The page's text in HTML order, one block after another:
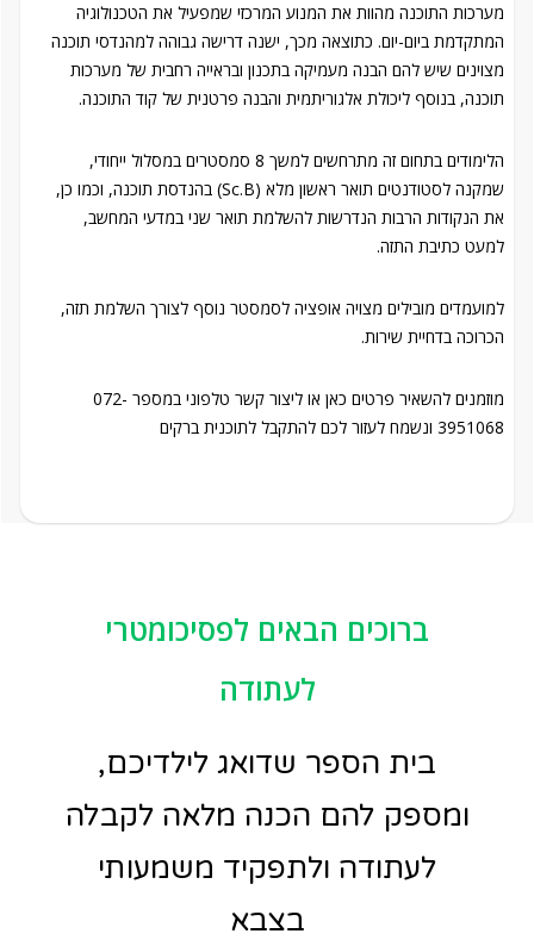
מערכות התוכנה מהוות את המנוע המרכזי שמפעיל את הטכנולוגיה
המתקדמת ביום-יום. כתוצאה מכך, ישנה דרישה גבוהה למהנדסי תוכנה
מצוינים שיש להם הבנה מעמיקה בתכנון ובראייה רחבית של מערכות
תוכנה, בנוסף ליכולת אלגוריתמית והבנה פרטנית של קוד התוכנה.
הלימודים בתחום זה מתרחשים למשך 8 סמסטרים במסלול ייחודי,
שמקנה לסטודנטים תואר ראשון מלא (Sc.B) בהנדסת תוכנה, וכמו כן,
את הנקודות הרבות הנדרשות להשלמת תואר שני במדעי המחשב,
למעט כתיבת התזה.
למועמדים מובילים מצויה אופציה לסמסטר נוסף לצורך השלמת תזה,
הכרוכה בדחיית שירות.
מוזמנים להשאיר פרטים כאן או ליצור קשר טלפוני במספר 072-
3951068 ונשמח לעזור לכם להתקבל לתוכנית ברקים
ברוכים הבאים לפסיכומטרי
לעתודה
בית הספר שדואג לילדיכם,
ומספק להם הכנה מלאה לקבלה
לעתודה ולתפקיד משמעותי
בצבא